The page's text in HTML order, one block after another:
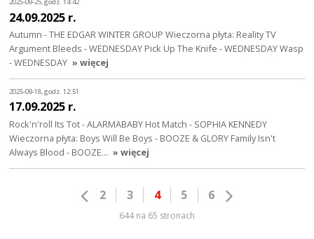
24.09.2025 r.
Autumn - THE EDGAR WINTER GROUP Wieczorna płyta: Reality TV
Argument Bleeds - WEDNESDAY Pick Up The Knife - WEDNESDAY Wasp
- WEDNESDAY » więcej
2025-09-18, godz. 12:51
17.09.2025 r.
Rock'n'roll Its Tot - ALARMABABY Hot Match - SOPHIA KENNEDY
Wieczorna płyta: Boys Will Be Boys - BOOZE & GLORY Family Isn't
Always Blood - BOOZE… » więcej
2 3 4 5 6
644 na 65 stronach